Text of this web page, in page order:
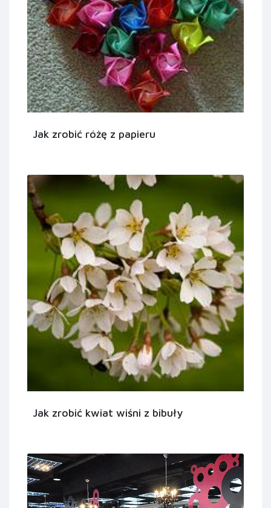
Jak zrobić różę z papieru
Jak zrobić kwiat wiśni z bibuły